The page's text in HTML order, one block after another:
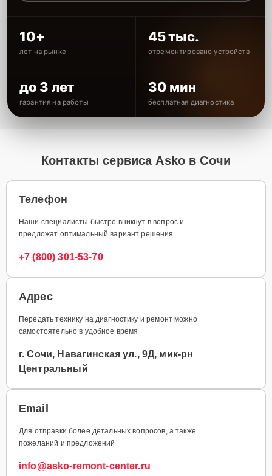
10+
лет на рынке
45 тыс.
отремонтировано устройств
до 3 лет
гарантия на работы
30 мин
бесплатная диагностика
Контакты сервиса Asko в Сочи
Телефон
Наши специалисты быстро вникнут в вопрос и
предложат оптимальный вариант решения
+7 (800) 301-53-70
Адрес
Передать технику на диагностику и ремонт можно
самостоятельно в удобное время
г. Сочи, Навагинская ул., 9Д, мик-рн
Центральный
Email
Для отправки более детальных вопросов, а также
пожеланий и предложений
info@asko-remont-center.ru